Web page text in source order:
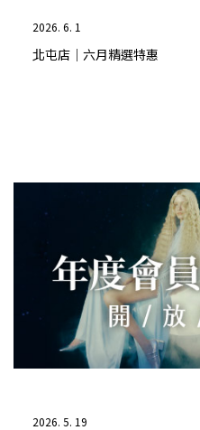
2026. 6. 1
北屯店｜六月精選特惠
2026. 5. 19